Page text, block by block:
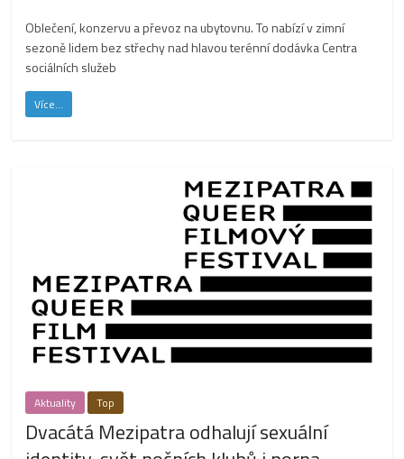
Oblečení, konzervu a převoz na ubytovnu. To nabízí v zimní
sezoně lidem bez střechy nad hlavou terénní dodávka Centra
sociálních služeb
Více...
Aktuality Top
Dvacátá Mezipatra odhalují sexuální